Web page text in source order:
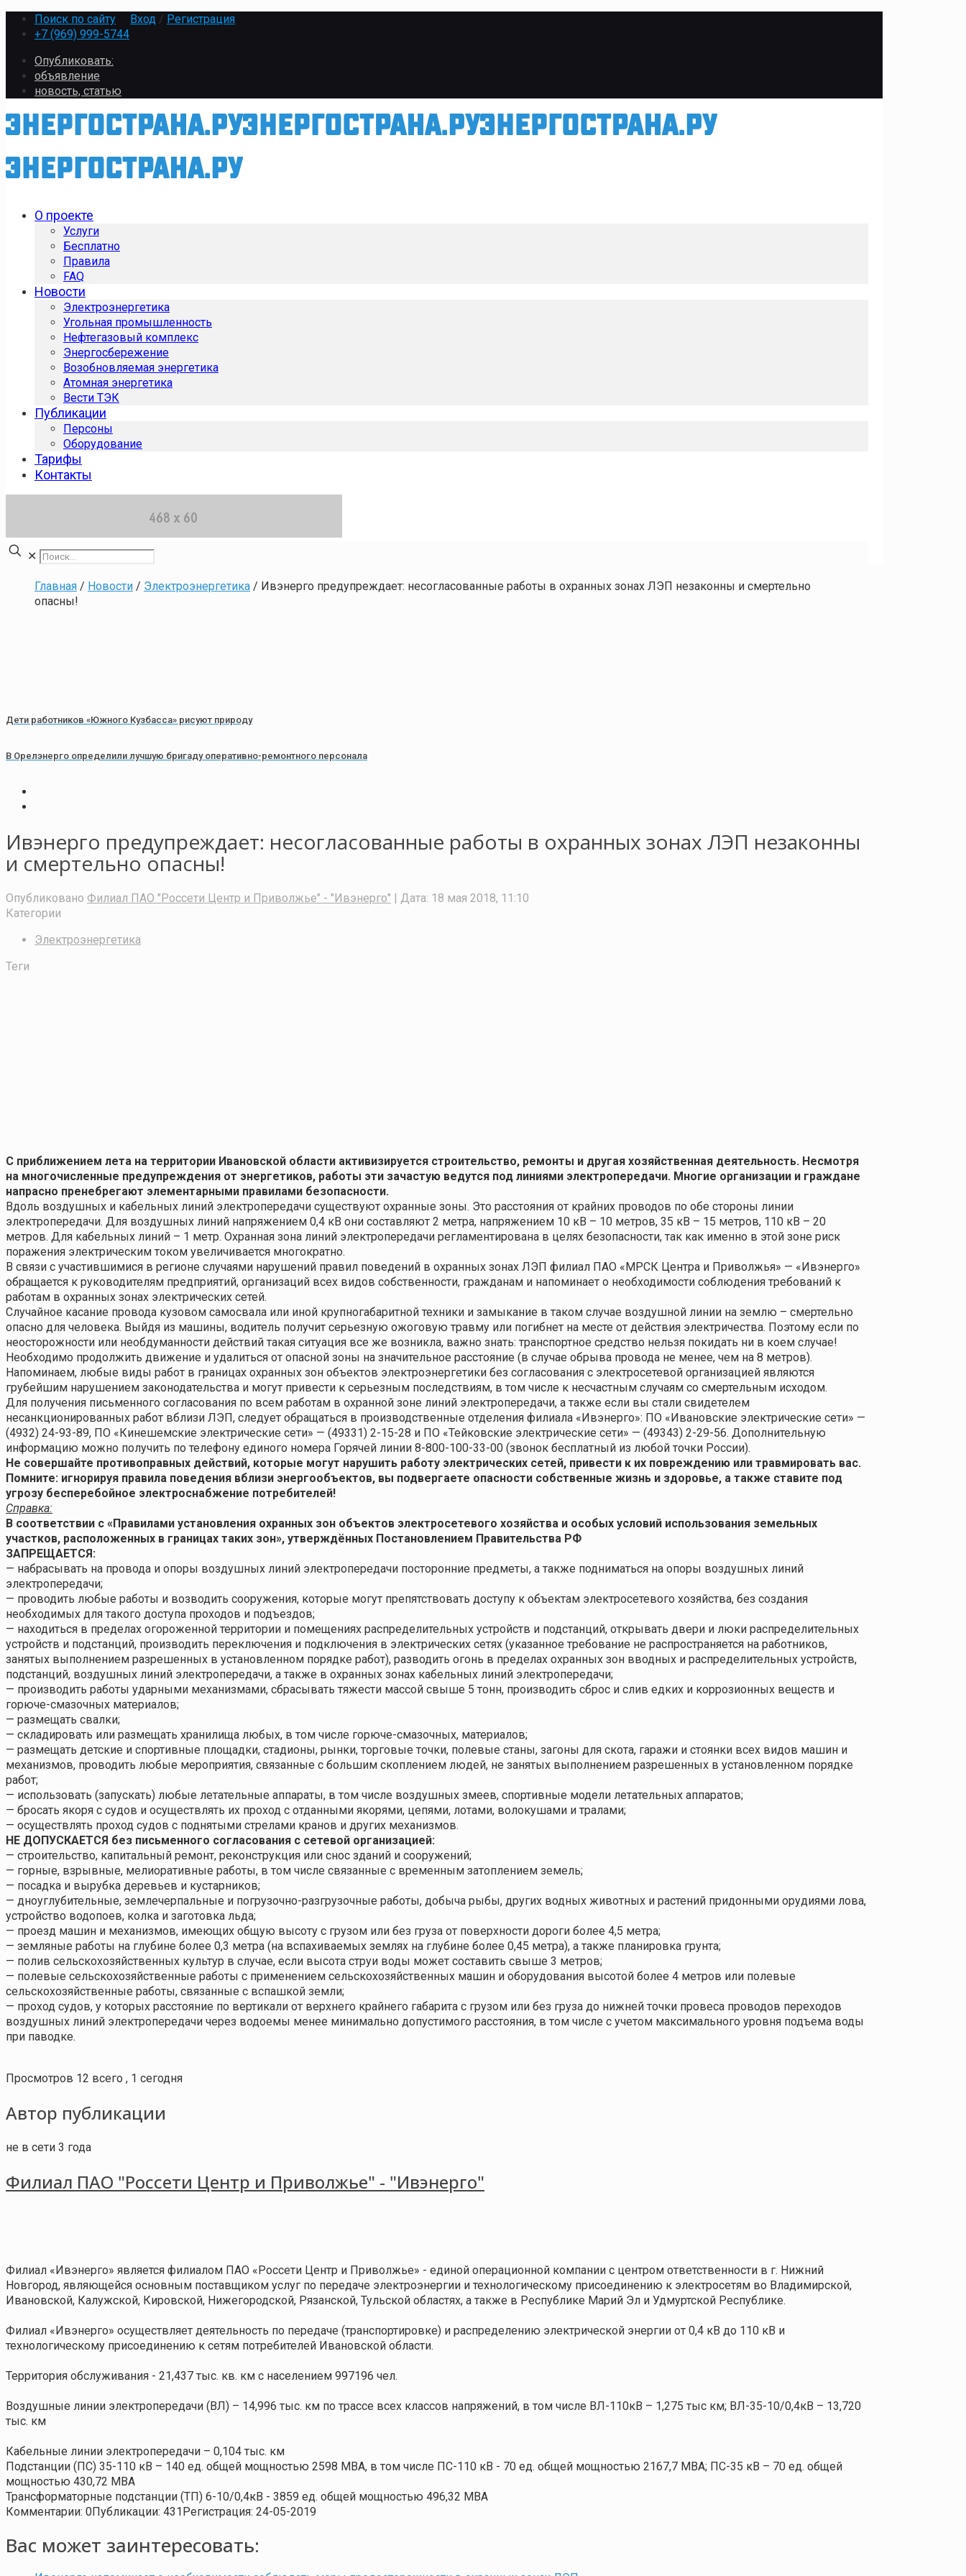
Поиск по сайту Вход / Регистрация
+7 (969) 999-5744
Опубликовать:
объявление
новость, статью
О проекте
Услуги
Бесплатно
Правила
FAQ
Новости
Электроэнергетика
Угольная промышленность
Нефтегазовый комплекс
Энергосбережение
Возобновляемая энергетика
Атомная энергетика
Вести ТЭК
Публикации
Персоны
Оборудование
Тарифы
Контакты
✕
Главная / Новости / Электроэнергетика / Ивэнерго предупреждает: несогласованные работы в охранных зонах ЛЭП незаконны и смертельно
опасны!
Дети работников «Южного Кузбасса» рисуют природу
В Орелэнерго определили лучшую бригаду оперативно-ремонтного персонала
Ивэнерго предупреждает: несогласованные работы в охранных зонах ЛЭП незаконны
и смертельно опасны!
Опубликовано Филиал ПАО "Россети Центр и Приволжье" - "Ивэнерго" | Дата: 18 мая 2018, 11:10
Категории
Электроэнергетика
Теги
С приближением лета на территории Ивановской области активизируется строительство, ремонты и другая хозяйственная деятельность. Несмотря
на многочисленные предупреждения от энергетиков, работы эти зачастую ведутся под линиями электропередачи. Многие организации и граждане
напрасно пренебрегают элементарными правилами безопасности.
Вдоль воздушных и кабельных линий электропередачи существуют охранные зоны. Это расстояния от крайних проводов по обе стороны линии
электропередачи. Для воздушных линий напряжением 0,4 кВ они составляют 2 метра, напряжением 10 кВ – 10 метров, 35 кВ – 15 метров, 110 кВ – 20
метров. Для кабельных линий – 1 метр. Охранная зона линий электропередачи регламентирована в целях безопасности, так как именно в этой зоне риск
поражения электрическим током увеличивается многократно.
В связи с участившимися в регионе случаями нарушений правил поведений в охранных зонах ЛЭП филиал ПАО «МРСК Центра и Приволжья» — «Ивэнерго»
обращается к руководителям предприятий, организаций всех видов собственности, гражданам и напоминает о необходимости соблюдения требований к
работам в охранных зонах электрических сетей.
Случайное касание провода кузовом самосвала или иной крупногабаритной техники и замыкание в таком случае воздушной линии на землю – смертельно
опасно для человека. Выйдя из машины, водитель получит серьезную ожоговую травму или погибнет на месте от действия электричества. Поэтому если по
неосторожности или необдуманности действий такая ситуация все же возникла, важно знать: транспортное средство нельзя покидать ни в коем случае!
Необходимо продолжить движение и удалиться от опасной зоны на значительное расстояние (в случае обрыва провода не менее, чем на 8 метров).
Напоминаем, любые виды работ в границах охранных зон объектов электроэнергетики без согласования с электросетевой организацией являются
грубейшим нарушением законодательства и могут привести к серьезным последствиям, в том числе к несчастным случаям со смертельным исходом.
Для получения письменного согласования по всем работам в охранной зоне линий электропередачи, а также если вы стали свидетелем
несанкционированных работ вблизи ЛЭП, следует обращаться в производственные отделения филиала «Ивэнерго»: ПО «Ивановские электрические сети» —
(4932) 24-93-89, ПО «Кинешемские электрические сети» — (49331) 2-15-28 и ПО «Тейковские электрические сети» — (49343) 2-29-56. Дополнительную
информацию можно получить по телефону единого номера Горячей линии 8-800-100-33-00 (звонок бесплатный из любой точки России).
Не совершайте противоправных действий, которые могут нарушить работу электрических сетей, привести к их повреждению или травмировать вас.
Помните: игнорируя правила поведения вблизи энергообъектов, вы подвергаете опасности собственные жизнь и здоровье, а также ставите под
угрозу бесперебойное электроснабжение потребителей!
Справка:
В соответствии с «Правилами установления охранных зон объектов электросетевого хозяйства и особых условий использования земельных
участков, расположенных в границах таких зон», утверждённых Постановлением Правительства РФ
ЗАПРЕЩАЕТСЯ:
— набрасывать на провода и опоры воздушных линий электропередачи посторонние предметы, а также подниматься на опоры воздушных линий
электропередачи;
— проводить любые работы и возводить сооружения, которые могут препятствовать доступу к объектам электросетевого хозяйства, без создания
необходимых для такого доступа проходов и подъездов;
— находиться в пределах огороженной территории и помещениях распределительных устройств и подстанций, открывать двери и люки распределительных
устройств и подстанций, производить переключения и подключения в электрических сетях (указанное требование не распространяется на работников,
занятых выполнением разрешенных в установленном порядке работ), разводить огонь в пределах охранных зон вводных и распределительных устройств,
подстанций, воздушных линий электропередачи, а также в охранных зонах кабельных линий электропередачи;
— производить работы ударными механизмами, сбрасывать тяжести массой свыше 5 тонн, производить сброс и слив едких и коррозионных веществ и
горюче-смазочных материалов;
— размещать свалки;
— складировать или размещать хранилища любых, в том числе горюче-смазочных, материалов;
— размещать детские и спортивные площадки, стадионы, рынки, торговые точки, полевые станы, загоны для скота, гаражи и стоянки всех видов машин и
механизмов, проводить любые мероприятия, связанные с большим скоплением людей, не занятых выполнением разрешенных в установленном порядке
работ;
— использовать (запускать) любые летательные аппараты, в том числе воздушных змеев, спортивные модели летательных аппаратов;
— бросать якоря с судов и осуществлять их проход с отданными якорями, цепями, лотами, волокушами и тралами;
— осуществлять проход судов с поднятыми стрелами кранов и других механизмов.
НЕ ДОПУСКАЕТСЯ без письменного согласования с сетевой организацией:
— строительство, капитальный ремонт, реконструкция или снос зданий и сооружений;
— горные, взрывные, мелиоративные работы, в том числе связанные с временным затоплением земель;
— посадка и вырубка деревьев и кустарников;
— дноуглубительные, землечерпальные и погрузочно-разгрузочные работы, добыча рыбы, других водных животных и растений придонными орудиями лова,
устройство водопоев, колка и заготовка льда;
— проезд машин и механизмов, имеющих общую высоту с грузом или без груза от поверхности дороги более 4,5 метра;
— земляные работы на глубине более 0,3 метра (на вспахиваемых землях на глубине более 0,45 метра), а также планировка грунта;
— полив сельскохозяйственных культур в случае, если высота струи воды может составить свыше 3 метров;
— полевые сельскохозяйственные работы с применением сельскохозяйственных машин и оборудования высотой более 4 метров или полевые
сельскохозяйственные работы, связанные с вспашкой земли;
— проход судов, у которых расстояние по вертикали от верхнего крайнего габарита с грузом или без груза до нижней точки провеса проводов переходов
воздушных линий электропередачи через водоемы менее минимально допустимого расстояния, в том числе с учетом максимального уровня подъема воды
при паводке.
Просмотров 12 всего , 1 сегодня
Автор публикации
не в сети 3 года
Филиал ПАО "Россети Центр и Приволжье" - "Ивэнерго"
Филиал «Ивэнерго» является филиалом ПАО «Россети Центр и Приволжье» - единой операционной компании с центром ответственности в г. Нижний
Новгород, являющейся основным поставщиком услуг по передаче электроэнергии и технологическому присоединению к электросетям во Владимирской,
Ивановской, Калужской, Кировской, Нижегородской, Рязанской, Тульской областях, а также в Республике Марий Эл и Удмуртской Республике.
Филиал «Ивэнерго» осуществляет деятельность по передаче (транспортировке) и распределению электрической энергии от 0,4 кВ до 110 кВ и
технологическому присоединению к сетям потребителей Ивановской области.
Территория обслуживания - 21,437 тыс. кв. км с населением 997196 чел.
Воздушные линии электропередачи (ВЛ) – 14,996 тыс. км по трассе всех классов напряжений, в том числе ВЛ-110кВ – 1,275 тыс км; ВЛ-35-10/0,4кВ – 13,720
тыс. км
Кабельные линии электропередачи – 0,104 тыс. км
Подстанции (ПС) 35-110 кВ – 140 ед. общей мощностью 2598 MВА, в том числе ПС-110 кВ - 70 ед. общей мощностью 2167,7 MВА; ПС-35 кВ – 70 ед. общей
мощностью 430,72 MВА
Трансформаторные подстанции (ТП) 6-10/0,4кВ - 3859 ед. общей мощностью 496,32 MВА
Комментарии: 0Публикации: 431 Регистрация: 24-05-2019
Вас может заинтересовать: